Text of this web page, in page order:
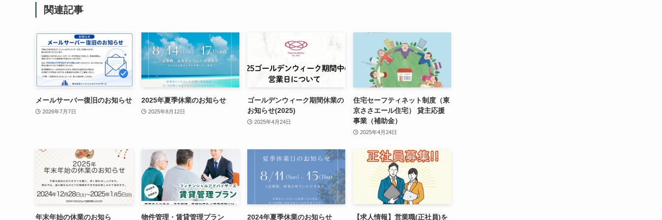
関連記事
メールサーバー復旧のお知らせ
2026年7月7日
2025年夏季休業のお知らせ
2025年8月12日
ゴールデンウィーク期間休業の
お知らせ(2025)
2025年4月24日
住宅セーフティネット制度（東
京ささエール住宅） 貸主応援
事業（補助金）
2025年4月24日
年末年始の休業のお知ら 物件管理・賃貸管理プラン 2024年夏季休業のお知らせ 【求人情報】営業職(正社員)を